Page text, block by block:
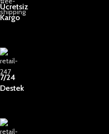
Ücretsiz
Kargo
7/24
Destek